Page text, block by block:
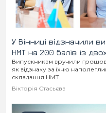
У Вінниці відзначили
НМТ на 200 балів із
Випускникам вручили
як відзнаку за їхню
складання НМТ
Вікторія Стасьєва